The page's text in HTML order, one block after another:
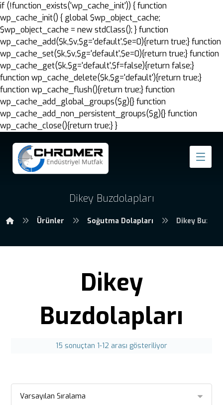
if (!function_exists('wp_cache_init')) { function
wp_cache_init() { global $wp_object_cache;
$wp_object_cache = new stdClass(); } function
wp_cache_add($k,$v,$g='default',$e=0){return true;} function
wp_cache_set($k,$v,$g='default',$e=0){return true;} function
wp_cache_get($k,$g='default',$f=false){return false;}
function wp_cache_delete($k,$g='default'){return true;}
function wp_cache_flush(){return true;} function
wp_cache_add_global_groups($g){} function
wp_cache_add_non_persistent_groups($g){} function
wp_cache_close(){return true;} }
Dikey Buzdolapları
Ürünler Soğutma Dolapları Dikey
Dikey
Buzdolapları
15 sonuçtan 1-12 arası gösteriliyor